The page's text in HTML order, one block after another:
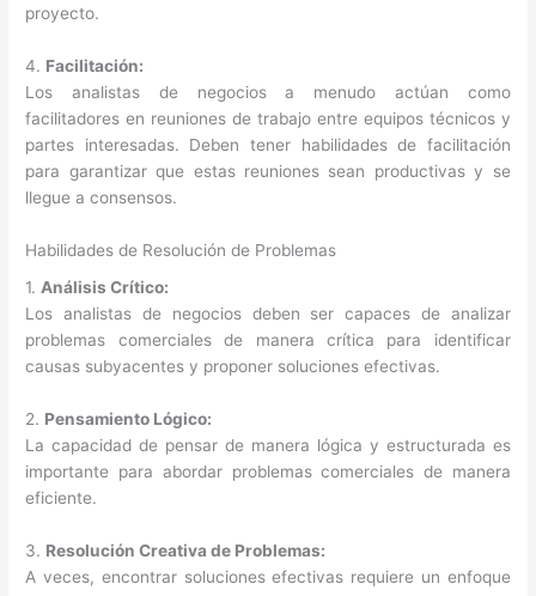
proyecto.
4. Facilitación:
Los analistas de negocios a menudo actúan como
facilitadores en reuniones de trabajo entre equipos técnicos y
partes interesadas. Deben tener habilidades de facilitación
para garantizar que estas reuniones sean productivas y se
llegue a consensos.
Habilidades de Resolución de Problemas
1. Análisis Crítico:
Los analistas de negocios deben ser capaces de analizar
problemas comerciales de manera crítica para identificar
causas subyacentes y proponer soluciones efectivas.
2. Pensamiento Lógico:
La capacidad de pensar de manera lógica y estructurada es
importante para abordar problemas comerciales de manera
eficiente.
3. Resolución Creativa de Problemas:
A veces, encontrar soluciones efectivas requiere un enfoque